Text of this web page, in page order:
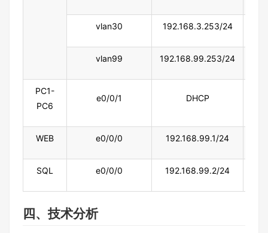
vlan30 192.168.3.253/24
vlan99 192.168.99.253/24
PC1-
PC6
e0/0/1 DHCP
WEB e0/0/0 192.168.99.1/24
SQL e0/0/0 192.168.99.2/24
四、技术分析